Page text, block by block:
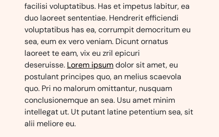
facilisi voluptatibus. Has et impetus labitur, ea
duo laoreet sententiae. Hendrerit efficiendi
voluptatibus has ea, corrumpit democritum eu
sea, eum ex vero veniam. Dicunt ornatus
laoreet te eam, vix eu zril epicuri
deseruisse. Lorem ipsumdolor sit amet, eu
postulant principes quo, an melius scaevola
quo. Pri no malorum omittantur, nusquam
conclusionemque an sea. Usu amet minim
intellegat ut. Ut putant latine petentium sea, sit
alii meliore eu.